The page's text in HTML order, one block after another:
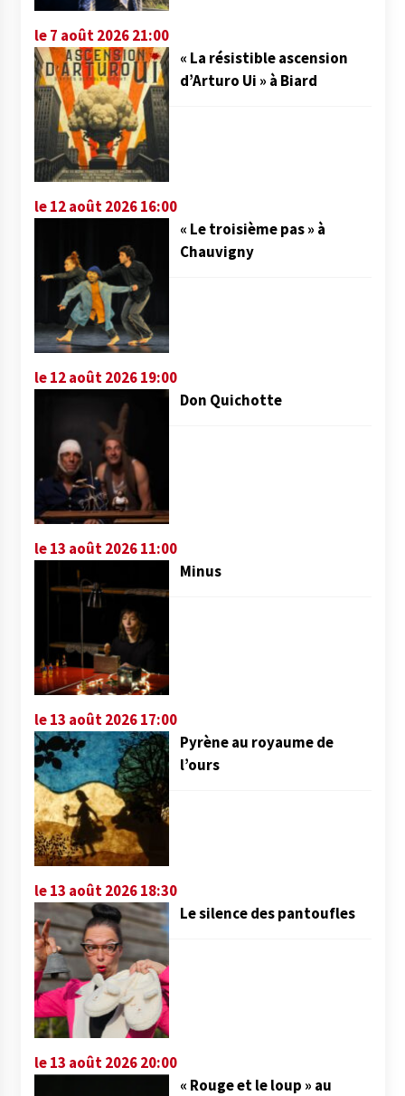
le 7 août 2026 21:00
« La résistible ascension
d’Arturo Ui » à Biard
le 12 août 2026 16:00
« Le troisième pas » à
Chauvigny
le 12 août 2026 19:00
Don Quichotte
le 13 août 2026 11:00
Minus
le 13 août 2026 17:00
Pyrène au royaume de
l’ours
le 13 août 2026 18:30
Le silence des pantoufles
le 13 août 2026 20:00
« Rouge et le loup » au